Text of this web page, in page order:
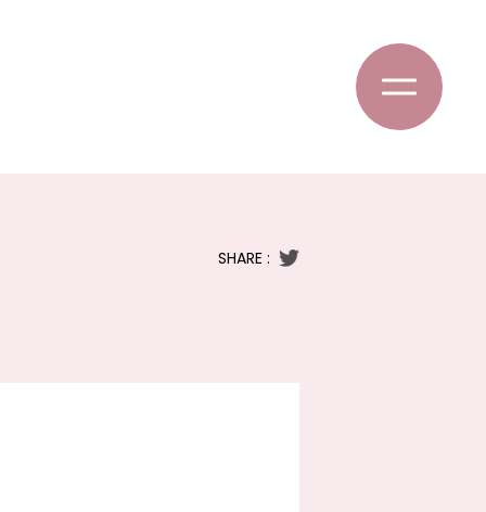
SHARE :